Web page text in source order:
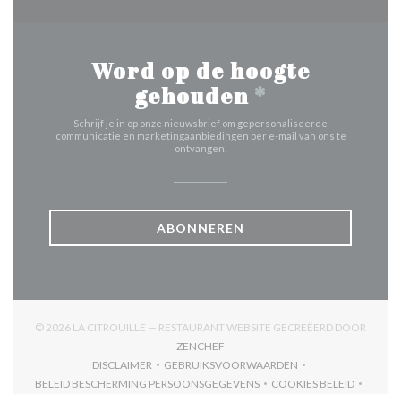
Word op de hoogte
gehouden *
Schrijf je in op onze nieuwsbrief om gepersonaliseerde
communicatie en marketingaanbiedingen per e-mail van ons te
ontvangen.
ABONNEREN
© 2026 LA CITROUILLE — RESTAURANT WEBSITE GECREËERD DOOR
ZENCHEF
DISCLAIMER
((OPENT IN EEN NIEUW VENSTER))
GEBRUIKSVOORWAARDEN
((OPENT IN EEN NIEUW
BELEID BESCHERMING PERSOONSGEGEVENS
COOKIES BELEID